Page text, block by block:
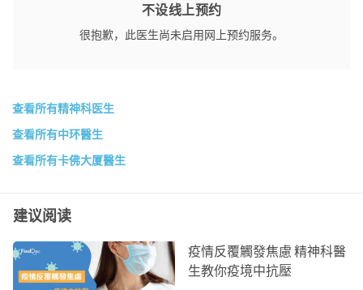
不设线上预约
很抱歉，此医生尚未启用网上预约服务。
查看所有精神科医生
查看所有中环醫生
查看所有卡佛大厦醫生
建议阅读
疫情反覆觸發焦慮 精神科醫
生教你疫境中抗壓